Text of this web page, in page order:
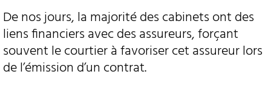
De nos jours, la majorité des cabinets ont des
liens financiers avec des assureurs, forçant
souvent le courtier à favoriser cet assureur lors
de l’émission d’un contrat.